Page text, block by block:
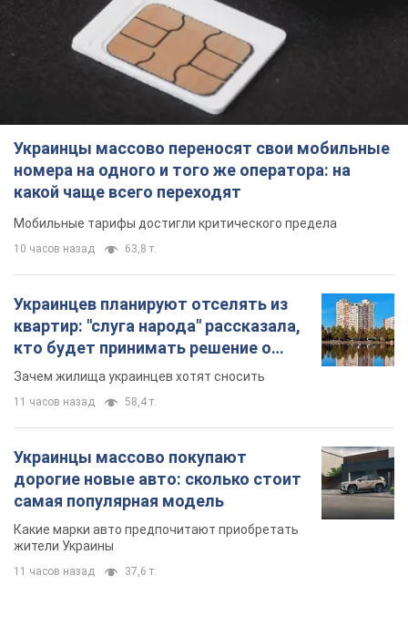
какой чаще всего переходят
Мобильные тарифы достигли критического предела
63,8 т.
Украинцев планируют отселять из
квартир: "слуга народа" рассказала,
кто будет принимать решение о
сносе домов
Зачем жилища украинцев хотят сносить
11 часов назад 58,4 т.
Украинцы массово покупают
дорогие новые авто: сколько стоит
самая популярная модель
Какие марки авто предпочитают приобретать